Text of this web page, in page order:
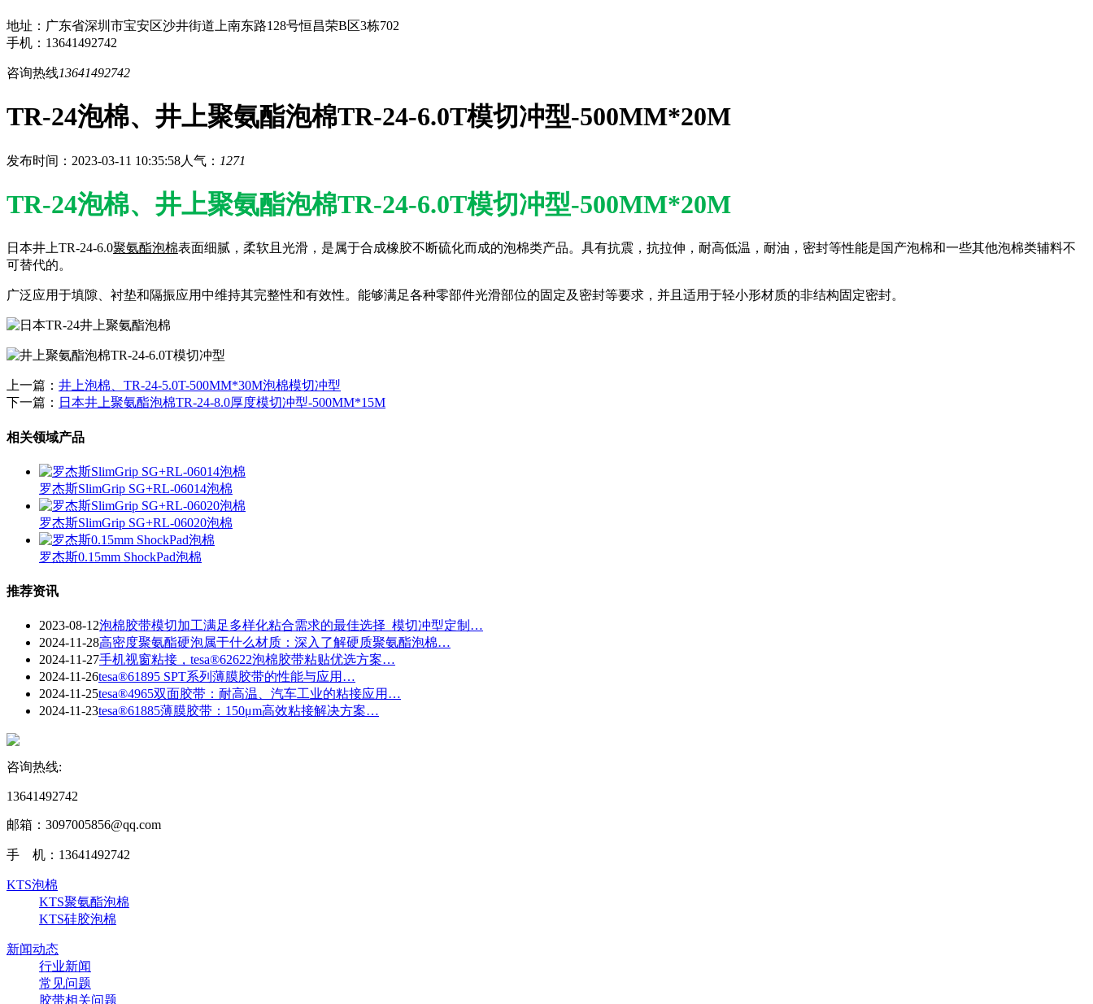
地址：广东省深圳市宝安区沙井街道上南东路128号恒昌荣B区3栋702
手机：13641492742
咨询热线13641492742
TR-24泡棉、井上聚氨酯泡棉TR-24-6.0T模切冲型-500MM*20M
发布时间：2023-03-11 10:35:58人气： 1271
TR-24泡棉、井上聚氨酯泡棉TR-24-6.0T模切冲型-500MM*20M
日本井上TR-24-6.0聚氨酯泡棉表面细腻，柔软且光滑，是属于合成橡胶不断硫化而成的泡棉类产品。具有抗震，抗拉伸，耐高低温，耐油，密封等性能是国产泡棉和一些其他泡棉类辅料不
可替代的。
广泛应用于填隙、衬垫和隔振应用中维持其完整性和有效性。能够满足各种零部件光滑部位的固定及密封等要求，并且适用于轻小形材质的非结构固定密封。
上一篇： 井上泡棉、TR-24-5.0T-500MM*30M泡棉模切冲型
下一篇： 日本井上聚氨酯泡棉TR-24-8.0厚度模切冲型-500MM*15M
相关领域产品
罗杰斯SlimGrip SG+RL-06014泡棉
罗杰斯SlimGrip SG+RL-06020泡棉
罗杰斯0.15mm ShockPad泡棉
推荐资讯
2023-08-12泡棉胶带模切加工满足多样化粘合需求的最佳选择_模切冲型定制…
2024-11-28​高密度聚氨酯硬泡属于什么材质：深入了解硬质聚氨酯泡棉…
2024-11-27手机视窗粘接，tesa®62622泡棉胶带粘贴优选方案…
2024-11-26tesa®61895 SPT系列薄膜胶带的性能与应用…
2024-11-25tesa®4965双面胶带：耐高温、汽车工业的粘接应用…
2024-11-23​tesa®61885薄膜胶带：150μm高效粘接解决方案…
咨询热线:
13641492742
邮箱：3097005856@qq.com‬
手 机：13641492742
KTS泡棉
KTS聚氨酯泡棉
KTS硅胶泡棉
新闻动态
行业新闻
常见问题
胶带相关问题